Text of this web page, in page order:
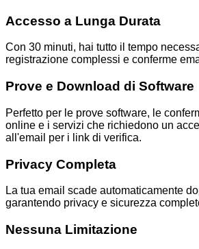
Accesso a Lunga Durata
Con 30 minuti, hai tutto il tempo
registrazione complessi e conferme
Prove e Download di Software
Perfetto per le prove software, le
online e i servizi che richiedono un
all'email per i link di verifica.
Privacy Completa
La tua email scade automaticamente
garantendo privacy e sicurezza
Nessuna Limitazione